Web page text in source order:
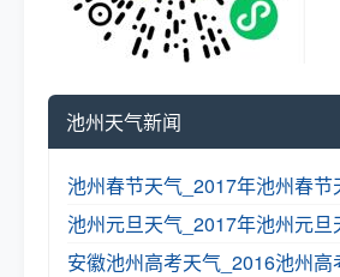
池州天气新闻
池州春节天气_2017年池州春节
池州元旦天气_2017年池州元旦
安徽池州高考天气_2016池州高